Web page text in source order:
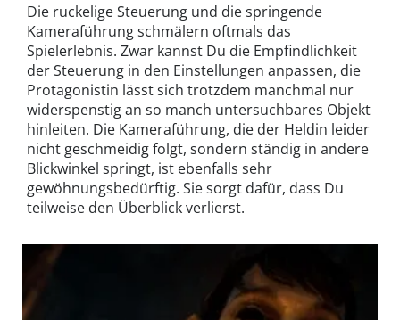
Die ruckelige Steuerung und die springende
Kameraführung schmälern oftmals das
Spielerlebnis. Zwar kannst Du die Empfindlichkeit
der Steuerung in den Einstellungen anpassen, die
Protagonistin lässt sich trotzdem manchmal nur
widerspenstig an so manch untersuchbares Objekt
hinleiten. Die Kameraführung, die der Heldin leider
nicht geschmeidig folgt, sondern ständig in andere
Blickwinkel springt, ist ebenfalls sehr
gewöhnungsbedürftig. Sie sorgt dafür, dass Du
teilweise den Überblick verlierst.